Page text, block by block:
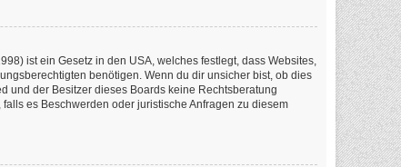
ist ein Gesetz in den USA, welches festlegt, dass Websites,
benötigen. Wenn du dir unsicher bist, ob dies
und der Besitzer dieses Boards keine Rechtsberatung
es Beschwerden oder juristische Anfragen zu diesem